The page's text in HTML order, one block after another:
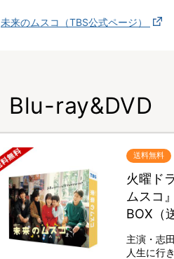
未来のムスコ（TBS公式ページ）
Blu-ray&DVD
送料無料
火曜ド
ムスコ
BOX（
組）
主演・志
人生に行